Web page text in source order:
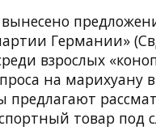
Германии»
взрослых
на марихуану
предлагают
товар под